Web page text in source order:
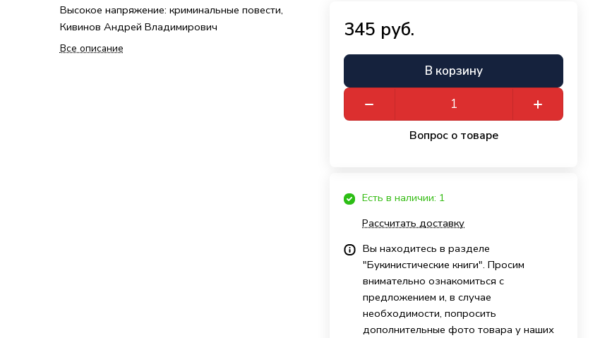
Высокое напряжение: криминальные повести,
Кивинов Андрей Владимирович
Все описание
345 руб.
В корзину
Вопрос о товаре
Есть в наличии: 1
Рассчитать доставку
Вы находитесь в разделе
"Букинистические книги". Просим
внимательно ознакомиться с
предложением и, в случае
необходимости, попросить
дополнительные фото товара у наших